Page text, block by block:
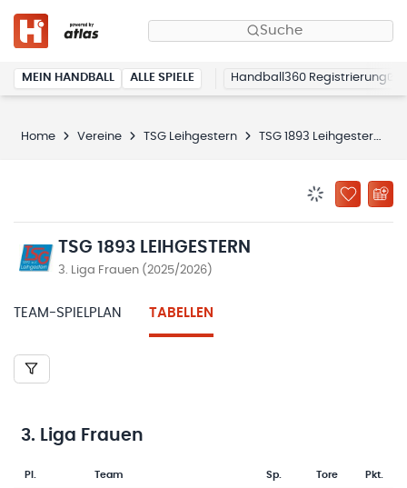
Suche
MEIN HANDBALL ALLE SPIELE Handball360 Registrierung
Home Vereine TSG Leihgestern TSG 1893 Leihgestern
ZU
TSG 1893 LEIHGESTERN
3. Liga Frauen (2025/2026)
TEAM-SPIELPLAN TABELLEN
3. Liga Frauen
Pl.
Team-Logo
Team Sp. Tore Pkt.